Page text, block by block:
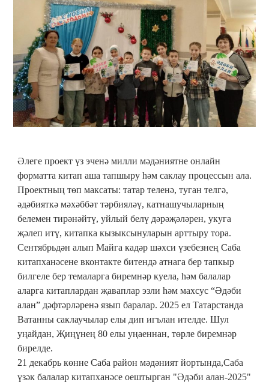
Әлеге проект үз эченә милли мәдәниятне онлайн
форматта китап аша тапшыру һәм саклау процессын ала.
Проектның төп максаты: татар теленә, туган телгә,
әдәбияткә мәхәббәт тәрбияләү, катнашучыларның
белемен тирәнәйтү, уйлый белү дәрәҗәләрен, укуга
җәлеп итү, китапка кызыксынуларын арттыру тора.
Сентябрьдән алып Майга кадәр шәхси үзебезнең Саба
китапханәсене вконтакте битендә атнага бер тапкыр
билгеле бер темаларга биремнәр куела, һәм балалар
аларга китаплардан җаваплар эзли һәм махсус “Әдәби
алан” дәфтәрләренә язып баралар. 2025 ел Татарстанда
Ватанны саклаучылар елы дип игълан ителде. Шул
уңайдан, Җиңүнең 80 елы уңаеннан, төрле биремнәр
бирелде.
21 декабрь көнне Саба район мәдәният йортында,Саба
үзәк балалар китапханәсе оештырган "Әдәби алан-2025"